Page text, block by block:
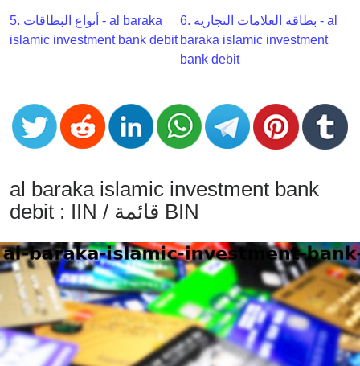
Generator
from
Credit
Card
Validator
Credit
Card
Generator
Random
Credit
Card
Generator
Generate
Credit
5. أنواع البطاقات - al baraka
islamic investment bank debit
6. بطاقة العلامات التجارية - al
baraka islamic investment
bank debit
al baraka islamic investment bank
debit : IIN / قائمة BIN